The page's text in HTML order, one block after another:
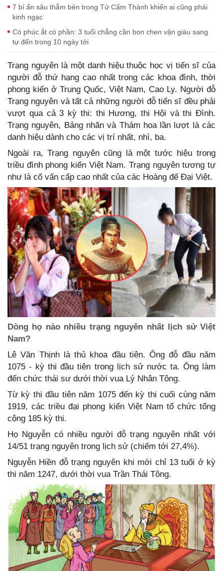
7 bí ẩn sâu thẳm bên trong Tử Cấm Thành khiến ai cũng phải
kinh ngạc
Có phúc ắt có phần: 3 tuổi chẳng cần bon chen vận giàu sang
tự đến trong 10 ngày tới
Trạng nguyên là một danh hiệu thuộc học vị tiến sĩ của
người đỗ thứ hạng cao nhất trong các khoa đình, thời
phong kiến ở Trung Quốc, Việt Nam, Cao Ly. Người đỗ
Trạng nguyên và tất cả những người đỗ tiến sĩ đều phải
vượt qua cả 3 kỳ thi: thi Hương, thi Hội và thi Đình.
Trạng nguyên, Bảng nhãn và Thám hoa lần lượt là các
danh hiệu dành cho các vị trí nhất, nhì, ba.
Ngoài ra, Trạng nguyên cũng là một tước hiệu trong
triều đình phong kiến Việt Nam. Trạng nguyên tương tự
như là cố vấn cấp cao nhất của các Hoàng đế Đại Việt.
Dòng họ nào nhiều trạng nguyên nhất lịch sử Việt
Nam?
Lê Văn Thịnh là thủ khoa đầu tiên. Ông đỗ đầu năm
1075 - kỳ thi đầu tiên trong lịch sử nước ta. Ông làm
đến chức thái sư dưới thời vua Lý Nhân Tông.
Từ kỳ thi đầu tiên năm 1075 đến kỳ thi cuối cùng năm
1919, các triều đại phong kiến Việt Nam tổ chức tổng
cộng 185 kỳ thi.
Họ Nguyễn có nhiều người đỗ trạng nguyên nhất với
14/51 trạng nguyên trong lịch sử (chiếm tới 27,4%).
Nguyễn Hiền đỗ trạng nguyên khi mới chỉ 13 tuổi ở kỳ
thi năm 1247, dưới thời vua Trần Thái Tông.